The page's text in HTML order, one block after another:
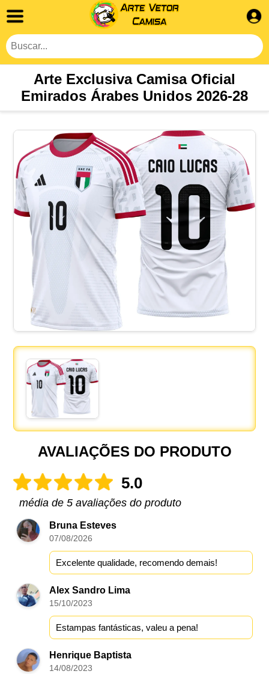
Arte Exclusiva Camisa Oficial
Emirados Árabes Unidos 2026-28
AVALIAÇÕES DO PRODUTO
5.0
média de 5 avaliações do produto
Bruna Esteves
07/08/2026
Excelente qualidade, recomendo demais!
Alex Sandro Lima
15/10/2023
Estampas fantásticas, valeu a pena!
Henrique Baptista
14/08/2023